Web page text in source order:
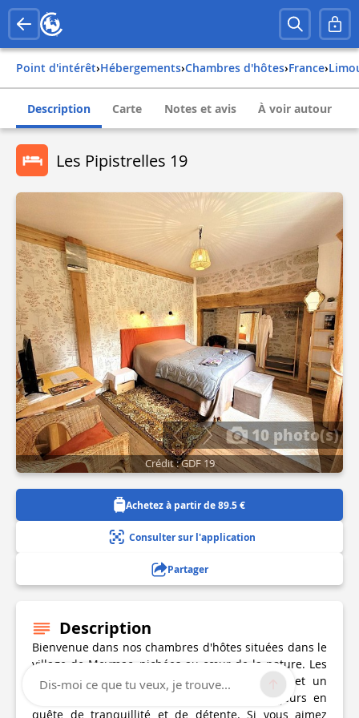
Point d'intérêt› Hébergements› Chambres d'hôtes› france›
Description Carte Notes et avis À voir autour
Les Pipistrelles 19
10 photo(s)
Crédit : GDF 19
Achetez à partir de 89.5 €
Consulter sur l'application
Partager
Description
Bienvenue dans nos chambres d'hôtes situées dans le
village de Meymac, nichées au cœur de la nature. Les
Pipistrelles offrent une atmosphère paisible et un
véritable havre de paix pour tous les voyageurs en
quête de tranquillité et de détente. Si vous aimez
Dis-moi ce que tu veux, je trouve...